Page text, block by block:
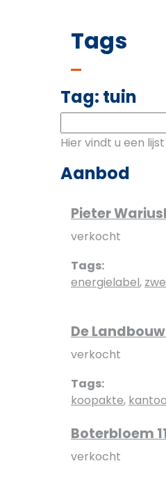
Tags
Tag: tuin
Hier vindt u een
Aanbod
Pieter
verkocht
Tags:
energielabel,
De
verkocht
Tags:
koopakte,
Boterbloem
verkocht